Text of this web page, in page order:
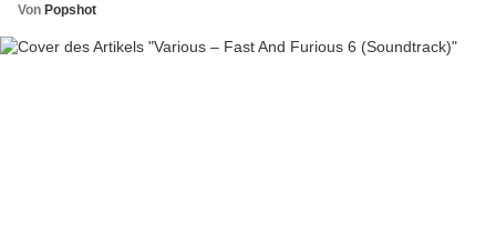
Von Popshot